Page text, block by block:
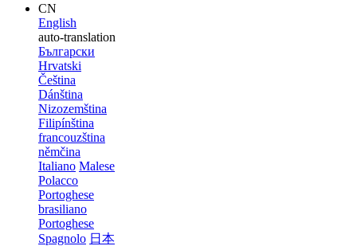
CN
English
auto-translation
Български
Hrvatski
Čeština
Dánština
Nizozemština
Filipínština
francouzština
němčina
Italiano Malese
Polacco
Portoghese
brasiliano
Portoghese
Spagnolo 日本